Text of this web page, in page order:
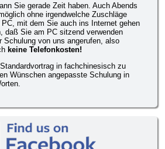
Sie gerade Zeit haben. Auch Abends
ohne irgendwelche Zuschläge
PC, mit dem Sie auch ins Internet gehen
daß Sie am PC sitzend verwenden
Schulung von uns angerufen, also
keine Telefonkosten!
in fachchinesisch zu
Wünschen angepasste Schulung in